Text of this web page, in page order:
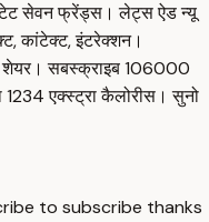
सेवन फ्रेंड्स। लेट्स ऐड न्यू
कांटेक्ट, इंटरेक्शन।
शेयर। सबस्क्राइब 106000
एक्स्ट्रा कैलोरीस। सुनो
to subscribe thanks